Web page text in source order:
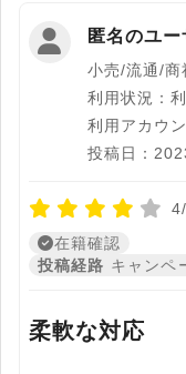
匿名のユー
小売/流通/商
利用状況：
利用アカウ
投稿日：
在籍確認
投稿経路 キャンペ
柔軟な対応